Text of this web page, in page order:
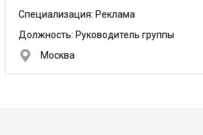
Специализация: Реклама
Должность: Руководитель группы
Москва